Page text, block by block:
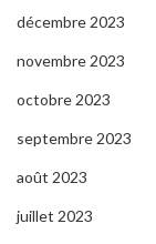
décembre 2023
novembre 2023
octobre 2023
septembre 2023
août 2023
juillet 2023